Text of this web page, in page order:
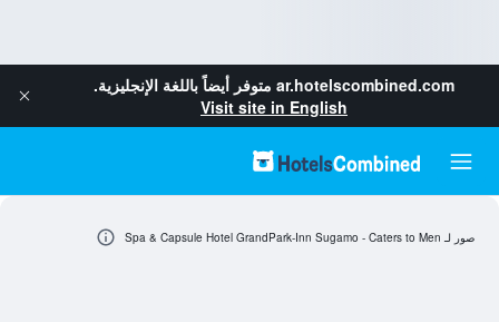
ar.hotelscombined.com متوفر أيضاً باللغة الإنجليزية.
Visit site in English
صور لـ Spa & Capsule Hotel GrandPark-Inn Sugamo - Caters to Men